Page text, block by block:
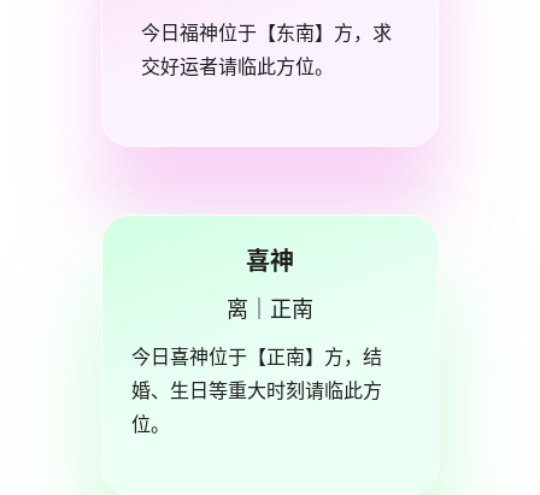
今日福神位于【东南】方，求
交好运者请临此方位。
喜神
离｜正南
今日喜神位于【正南】方，结
婚、生日等重大时刻请临此方
位。